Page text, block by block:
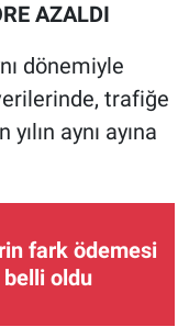
AZALDI
dönemiyle
verilerinde, trafiğe
aynı ayına
fark ödemesi
oldu